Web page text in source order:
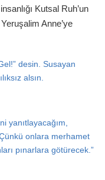
Kutsal Ruh’un
Anne’ye
desin. Susayan
alsın.
yanıtlayacağım,
onlara merhamet
pınarlara götürecek.”